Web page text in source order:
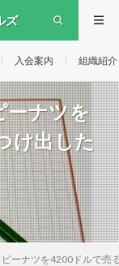
ズ
入会案内 組織紹介
ーナツを
け出した
ーナツを4200ドルで売